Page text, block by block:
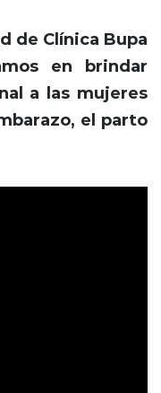
de Clínica Bupa
en brindar
a las mujeres
el parto